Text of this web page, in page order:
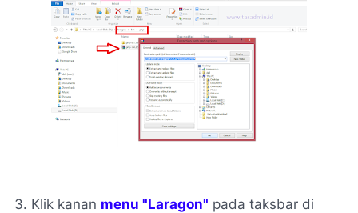
3. Klik kanan menu "Laragon" pada taksbar di